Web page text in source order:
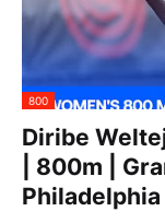
800
Diribe
| 800m |
Philadelphia